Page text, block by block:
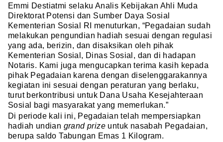
Emmi Destiatmi selaku Analis Kebijakan Ahli Muda
Direktorat Potensi dan Sumber Daya Sosial
Kementerian Sosial RI menuturkan, “Pegadaian sudah
melakukan pengundian hadiah sesuai dengan regulasi
yang ada, berizin, dan disaksikan oleh pihak
Kementerian Sosial, Dinas Sosial, dan di hadapan
Notaris. Kami juga mengucapkan terima kasih kepada
pihak Pegadaian karena dengan diselenggarakannya
kegiatan ini sesuai dengan peraturan yang berlaku,
turut berkontribusi untuk Dana Usaha Kesejahteraan
Sosial bagi masyarakat yang memerlukan.”
Di periode kali ini, Pegadaian telah mempersiapkan
hadiah undian grand prize untuk nasabah Pegadaian,
berupa saldo Tabungan Emas 1 Kilogram.